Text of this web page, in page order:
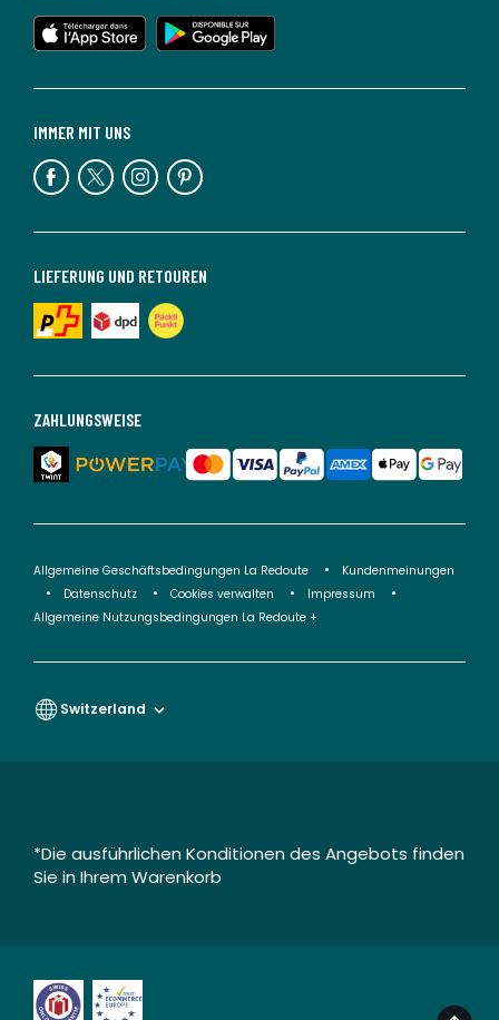
ZAHLUNGSWEISE
LIEFERUNG UND RETOUREN
IMMER MIT UNS
Allgemeine Geschäftsbedingungen La Redoute
Kundenmeinungen
Datenschutz
Cookies verwalten
Impressum
Allgemeine Nutzungsbedingungen La Redoute +
Switzerland
*Die ausführlichen Konditionen des Angebots finden
Sie in Ihrem Warenkorb